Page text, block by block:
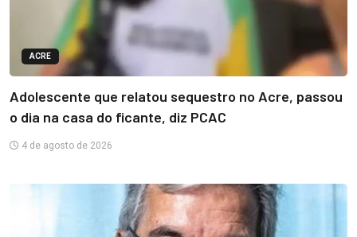
ACRE
Adolescente que relatou sequestro no Acre, passou
o dia na casa do ficante, diz PCAC
4 de agosto de 2026